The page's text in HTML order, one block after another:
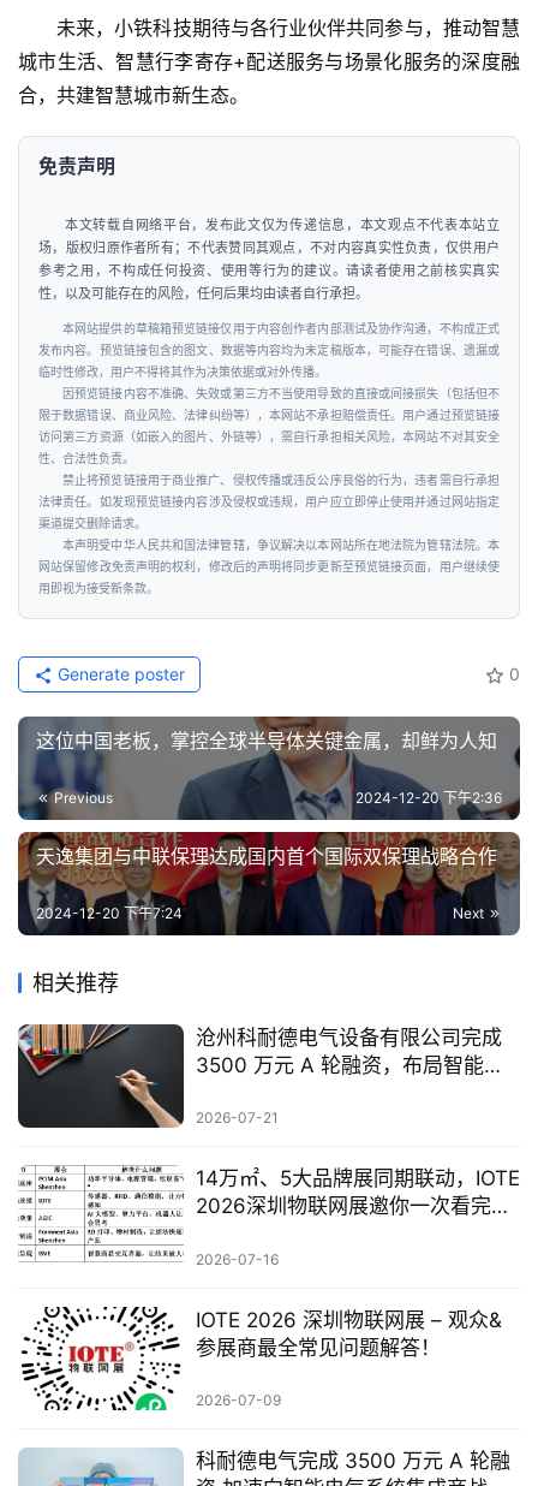
未来，小铁科技期待与各行业伙伴共同参与，推动智慧
城市生活、智慧行李寄存+配送服务与场景化服务的深度融
合，共建智慧城市新生态。
免责声明
本文转载自网络平台，发布此文仅为传递信息，本文观点不代表本站立
场，版权归原作者所有；不代表赞同其观点，不对内容真实性负责，仅供用户
参考之用，不构成任何投资、使用等行为的建议。请读者使用之前核实真实
性，以及可能存在的风险，任何后果均由读者自行承担。
本网站提供的草稿箱预览链接仅用于内容创作者内部测试及协作沟通，不构成正式
发布内容。预览链接包含的图文、数据等内容均为未定稿版本，可能存在错误、遗漏或
临时性修改，用户不得将其作为决策依据或对外传播。
因预览链接内容不准确、失效或第三方不当使用导致的直接或间接损失（包括但不
限于数据错误、商业风险、法律纠纷等），本网站不承担赔偿责任。用户通过预览链接
访问第三方资源（如嵌入的图片、外链等），需自行承担相关风险，本网站不对其安全
性、合法性负责。
禁止将预览链接用于商业推广、侵权传播或违反公序良俗的行为，违者需自行承担
法律责任。如发现预览链接内容涉及侵权或违规，用户应立即停止使用并通过网站指定
渠道提交删除请求。
本声明受中华人民共和国法律管辖，争议解决以本网站所在地法院为管辖法院。本
网站保留修改免责声明的权利，修改后的声明将同步更新至预览链接页面，用户继续使
用即视为接受新条款。
0
Generate poster
这位中国老板，掌控全球半导体关键金属，却鲜为人知
Previous 2024-12-20 下午2:36
天逸集团与中联保理达成国内首个国际双保理战略合作
Next
2024-12-20 下午7:24
相关推荐
沧州科耐德电气设备有限公司完成
3500 万元 A 轮融资，布局智能配
2026-07-21
14万㎡、5大品牌展同期联动，IOTE
2026深圳物联网展邀你一次看完全
2026-07-16
IOTE 2026 深圳物联网展 – 观众&
参展商最全常见问题解答！
2026-07-09
科耐德电气完成 3500 万元 A 轮融